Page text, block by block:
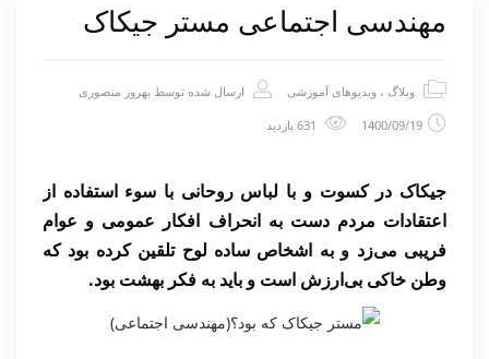
مهندسی اجتماعی مستر جیکاک
وبلاگ ، ویدیوهای آموزشی ارسال شده توسط بهروز منصوری
1400/09/19
جیکاک در کسوت و با لباس روحانی با سوء استفاده از
اعتقادات مردم دست به انحراف افکار عمومی و عوام
فریبی می‌زد و به اشخاص ساده لوح تلقین کرده بود که
وطن خاکی بی‌ارزش است و باید به فکر بهشت بود.